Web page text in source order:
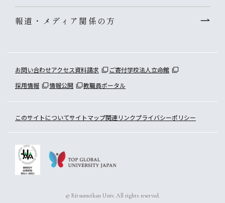
報道・メディア関係の方
お問い合わせアクセス資料請求 ご寄付学校法人立命館
採用情報
情報公開 教職員ポータル
このサイトについてサイトマップ関連リンクプライバシーポリシー
© Ritsumeikan Univ. All rights reserved.